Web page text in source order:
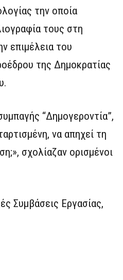
την οποία
τους στη
επιμέλεια του
της Δημοκρατίας
“Δημογεροντία”,
να απηχεί τη
σχολίαζαν ορισμένοι
Συμβάσεις Εργασίας,